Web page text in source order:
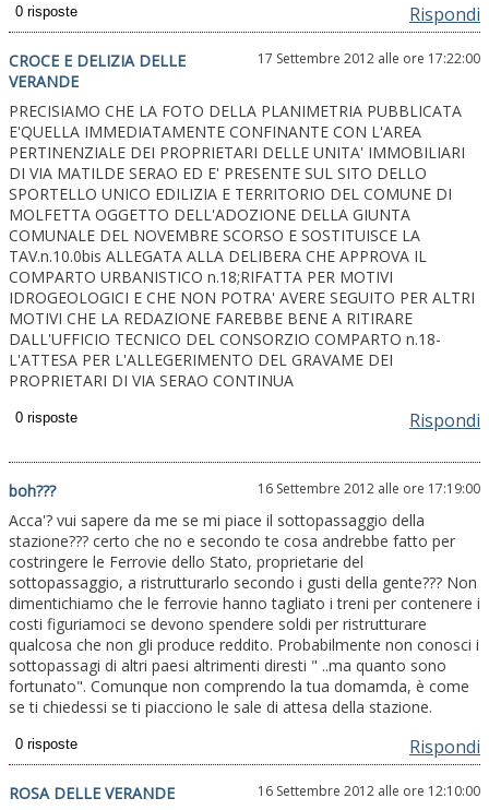
Rispondi
CROCE E DELIZIA DELLE
VERANDE
17 Settembre 2012 alle ore 17:22:00
PRECISIAMO CHE LA FOTO DELLA PLANIMETRIA PUBBLICATA
E'QUELLA IMMEDIATAMENTE CONFINANTE CON L'AREA
PERTINENZIALE DEI PROPRIETARI DELLE UNITA' IMMOBILIARI
DI VIA MATILDE SERAO ED E' PRESENTE SUL SITO DELLO
SPORTELLO UNICO EDILIZIA E TERRITORIO DEL COMUNE DI
MOLFETTA OGGETTO DELL'ADOZIONE DELLA GIUNTA
COMUNALE DEL NOVEMBRE SCORSO E SOSTITUISCE LA
TAV.n.10.0bis ALLEGATA ALLA DELIBERA CHE APPROVA IL
COMPARTO URBANISTICO n.18;RIFATTA PER MOTIVI
IDROGEOLOGICI E CHE NON POTRA' AVERE SEGUITO PER ALTRI
MOTIVI CHE LA REDAZIONE FAREBBE BENE A RITIRARE
DALL'UFFICIO TECNICO DEL CONSORZIO COMPARTO n.18-
L'ATTESA PER L'ALLEGERIMENTO DEL GRAVAME DEI
PROPRIETARI DI VIA SERAO CONTINUA
Rispondi
boh??? 16 Settembre 2012 alle ore 17:19:00
Acca'? vui sapere da me se mi piace il sottopassaggio della
stazione??? certo che no e secondo te cosa andrebbe fatto per
costringere le Ferrovie dello Stato, proprietarie del
sottopassaggio, a ristrutturarlo secondo i gusti della gente??? Non
dimentichiamo che le ferrovie hanno tagliato i treni per contenere i
costi figuriamoci se devono spendere soldi per ristrutturare
qualcosa che non gli produce reddito. Probabilmente non conosci i
sottopassagi di altri paesi altrimenti diresti " ..ma quanto sono
fortunato". Comunque non comprendo la tua domamda, è come
se ti chiedessi se ti piacciono le sale di attesa della stazione.
Rispondi
ROSA DELLE VERANDE 16 Settembre 2012 alle ore 12:10:00